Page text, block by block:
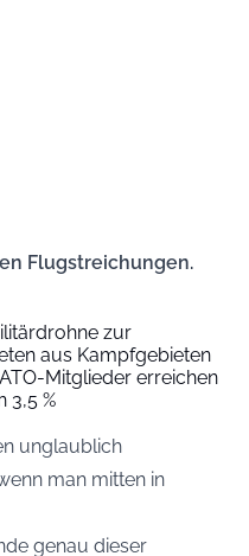
Flugstreichungen.
zur
aus Kampfgebieten
Mitglieder erreichen
3,5 %
unglaublich
man mitten in
genau dieser